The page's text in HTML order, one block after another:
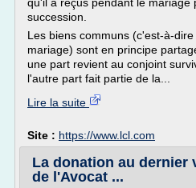
succession.
Les biens communs (c'est-à-
mariage) sont en principe
une part revient au conjoint
l'autre part fait partie de la...
Lire la suite
Site : https://www.lcl.com
La donation au dernier
de l'Avocat ...